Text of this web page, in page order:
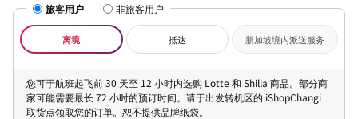
旅客用户 非旅客用户
离境 抵达 新加坡境内派送服务
您可于航班起飞前 30 天至 12 小时内选购 Lotte 和 Shilla 商品。部分商
家可能需要最长 72 小时的预订时间。请于出发转机区的 iShopChangi
取货点领取您的订单。恕不提供品牌纸袋。